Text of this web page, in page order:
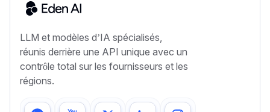
LLM et modèles d’IA spécialisés,
réunis derrière une API unique avec un
contrôle total sur les fournisseurs et les
régions.